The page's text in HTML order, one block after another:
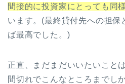
間接的に投資家にとっても同
います。(最終貸付先への担保
ば最高でした。)
正直、まだまだいいたいこと
間切れでこんなところまでし